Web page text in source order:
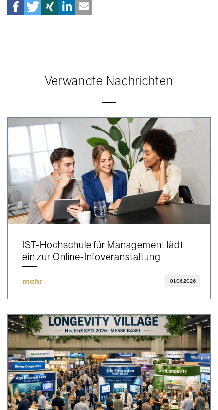
Verwandte Nachrichten
IST-Hochschule für Management lädt
ein zur Online-Infoveranstaltung
mehr 01.06.2026